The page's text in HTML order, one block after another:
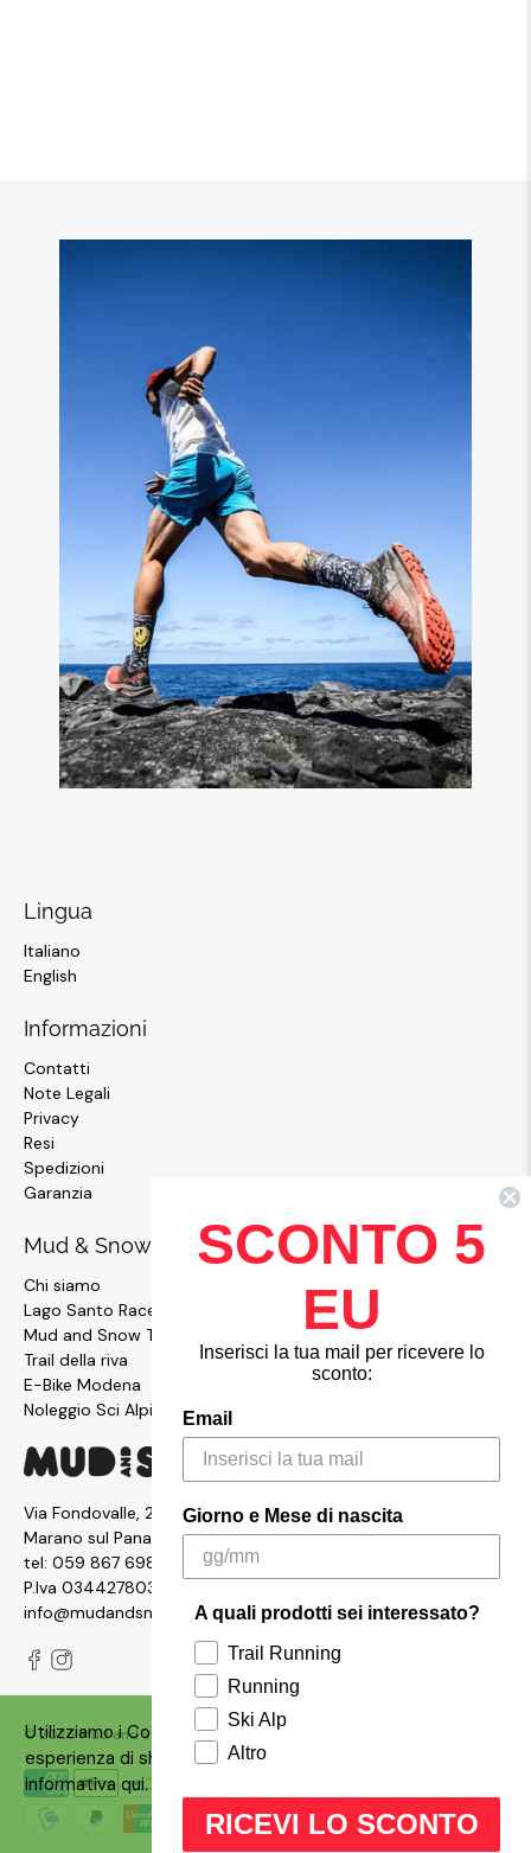
Lingua
Italiano
English
Informazioni
Contatti
Note Legali
Privacy
Resi
Spedizioni
Garanzia
Mud & Snow
Chi siamo
Lago Santo Race
Mud and Snow Team
Trail della riva
E-Bike Modena
Noleggio Sci Alpinismo
Via Fondovalle, 2876, 41054
Marano sul Panaro MO
tel: 059 867 6987
P.Iva 03442780361
info@mudandsnow.com
© 2026Mud and Snow Made with ❤️ by
Utilizziamo i Cookies sul nostro siti per garantire un'ottima
esperienza di shopping. Puoi consultare la nostra
informativaqui.
OK
SCONTO 5
EU
Inserisci la tua mail per ricevere lo
sconto:
Email
Giorno e Mese di nascita
A quali prodotti sei interessato?
Trail Running
Running
Ski Alp
Altro
RICEVI LO SCONTO